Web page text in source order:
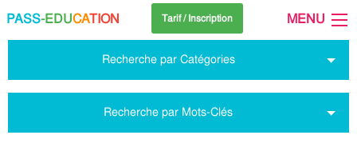
PASS-EDUCATION Tarif / Inscription MENU
Recherche par Catégories
Recherche par Mots-Clés